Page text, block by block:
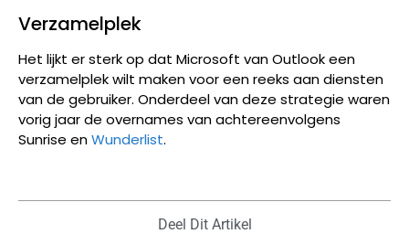
Verzamelplek
Het lijkt er sterk op dat Microsoft van Outlook een
verzamelplek wilt maken voor een reeks aan diensten
van de gebruiker. Onderdeel van deze strategie waren
vorig jaar de overnames van achtereenvolgens
Sunrise enWunderlist.
Deel Dit Artikel